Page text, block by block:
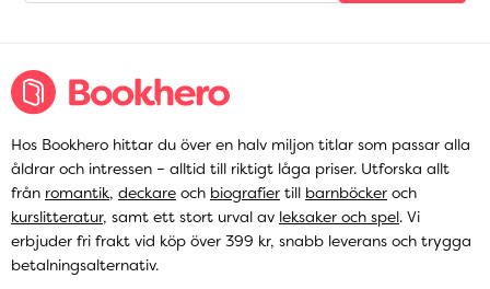
Hos Bookhero hittar du över en halv miljon titlar som passar alla
åldrar och intressen – alltid till riktigt låga priser. Utforska allt
från romantik, deckare och biografier till barnböcker och
kurslitteratur, samt ett stort urval av leksaker och spel. Vi
erbjuder fri frakt vid köp över 399 kr, snabb leverans och trygga
betalningsalternativ.